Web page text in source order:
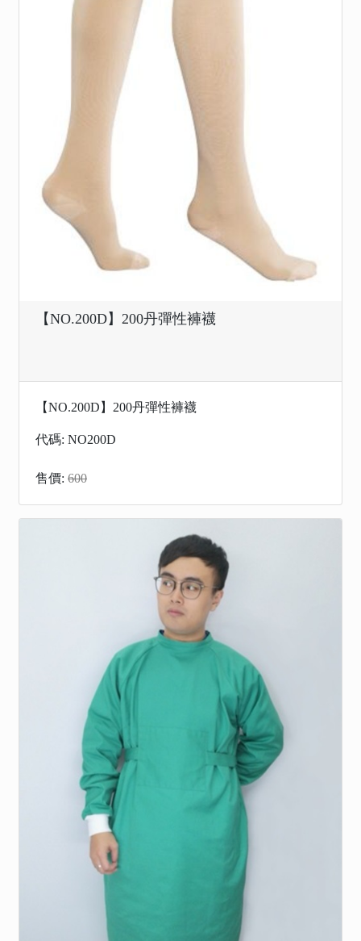
【NO.200D】200丹彈性褲襪
【NO.200D】200丹彈性褲襪
代碼: NO200D
售價: 600